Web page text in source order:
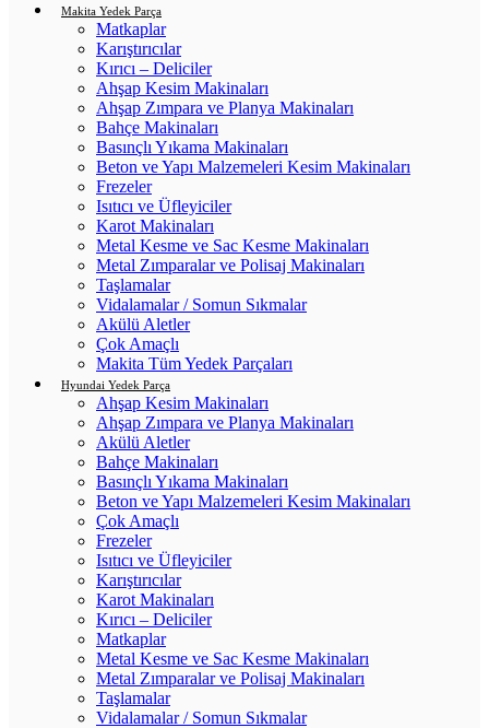
Makita Yedek Parça
Matkaplar
Karıştırıcılar
Kırıcı – Deliciler
Ahşap Kesim Makinaları
Ahşap Zımpara ve Planya Makinaları
Bahçe Makinaları
Basınçlı Yıkama Makinaları
Beton ve Yapı Malzemeleri Kesim Makinaları
Frezeler
Isıtıcı ve Üfleyiciler
Karot Makinaları
Metal Kesme ve Sac Kesme Makinaları
Metal Zımparalar ve Polisaj Makinaları
Taşlamalar
Vidalamalar / Somun Sıkmalar
Akülü Aletler
Çok Amaçlı
Makita Tüm Yedek Parçaları
Hyundai Yedek Parça
Ahşap Kesim Makinaları
Ahşap Zımpara ve Planya Makinaları
Akülü Aletler
Bahçe Makinaları
Basınçlı Yıkama Makinaları
Beton ve Yapı Malzemeleri Kesim Makinaları
Çok Amaçlı
Frezeler
Isıtıcı ve Üfleyiciler
Karıştırıcılar
Karot Makinaları
Kırıcı – Deliciler
Matkaplar
Metal Kesme ve Sac Kesme Makinaları
Metal Zımparalar ve Polisaj Makinaları
Taşlamalar
Vidalamalar / Somun Sıkmalar